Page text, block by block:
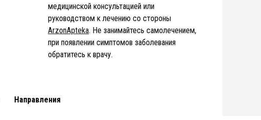
медицинской консультацией или
руководством к лечению со стороны
ArzonApteka. Не занимайтесь самолечением,
при появлении симптомов заболевания
обратитесь к врачу.
Направления